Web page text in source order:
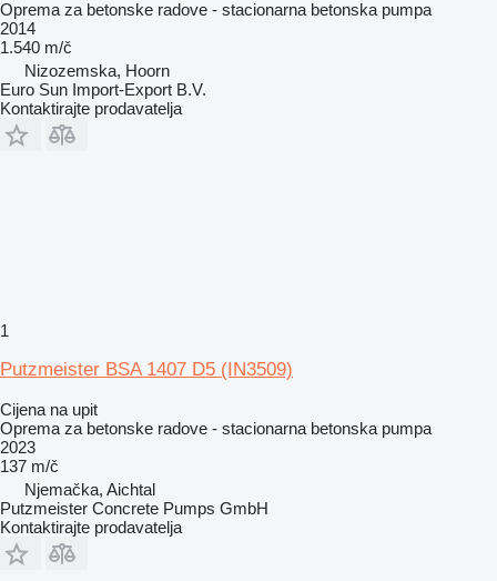
Oprema za betonske radove - stacionarna betonska pumpa
2014
1.540 m/č
Nizozemska, Hoorn
Euro Sun Import-Export B.V.
Kontaktirajte prodavatelja
1
Putzmeister BSA 1407 D5 (IN3509)
Cijena na upit
Oprema za betonske radove - stacionarna betonska pumpa
2023
137 m/č
Njemačka, Aichtal
Putzmeister Concrete Pumps GmbH
Kontaktirajte prodavatelja